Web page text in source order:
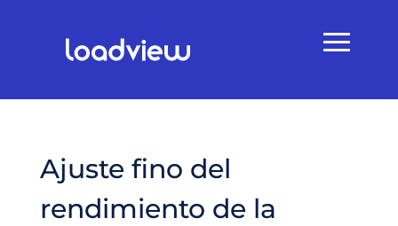
Ajuste fino del
rendimiento de la